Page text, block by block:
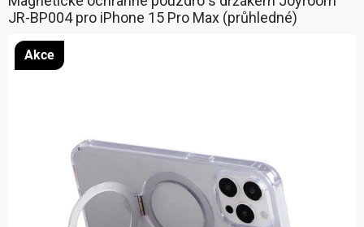
DÍLNA
ÚLOŽNÉ BOXY
JR-BP004 pro iPhone 15 Pro Max (průhledné)
Akce